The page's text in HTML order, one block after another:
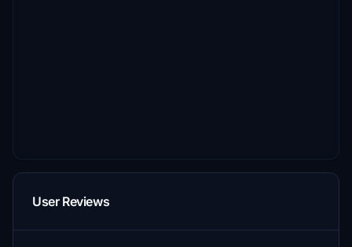
User Reviews